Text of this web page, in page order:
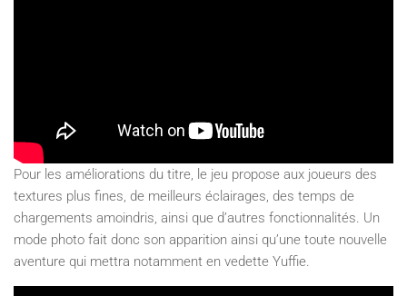
Pour les améliorations du titre, le jeu propose aux joueurs des
textures plus fines, de meilleurs éclairages, des temps de
chargements amoindris, ainsi que d’autres fonctionnalités. Un
mode photo fait donc son apparition ainsi qu’une toute nouvelle
aventure qui mettra notamment en vedette Yuffie.